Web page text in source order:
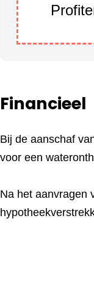
Financieel
Bij de aanschaf
voor een
Na het aanvragen